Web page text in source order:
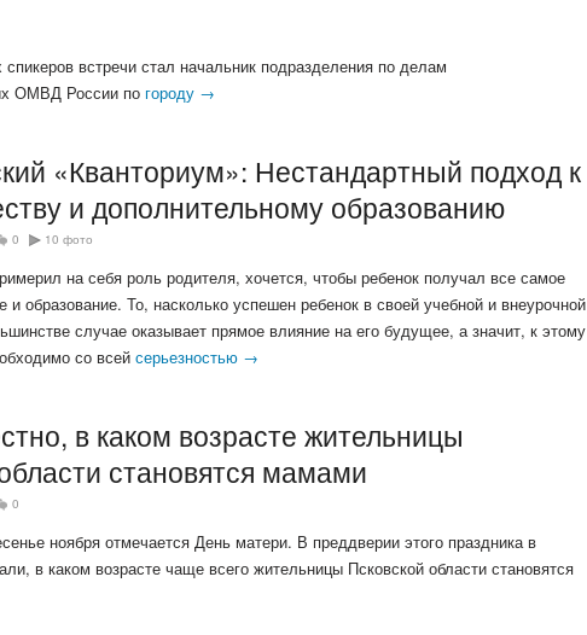
встречи стал начальник подразделения по делам
ОМВД России по городу →
«Кванториум»: Нестандартный подход к
и дополнительному образованию
0 10 фото
на себя роль родителя, хочется, чтобы ребенок получал все самое
образование. То, насколько успешен ребенок в своей учебной и внеурочной
случае оказывает прямое влияние на его будущее, а значит, к этому
со всей серьезностью →
в каком возрасте жительницы
становятся мамами
0
ноября отмечается День матери. В преддверии этого праздника в
в каком возрасте чаще всего жительницы Псковской области становятся